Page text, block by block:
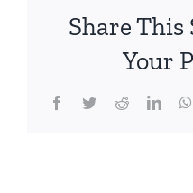
Share This
Your
Facebook
TwitterReddit